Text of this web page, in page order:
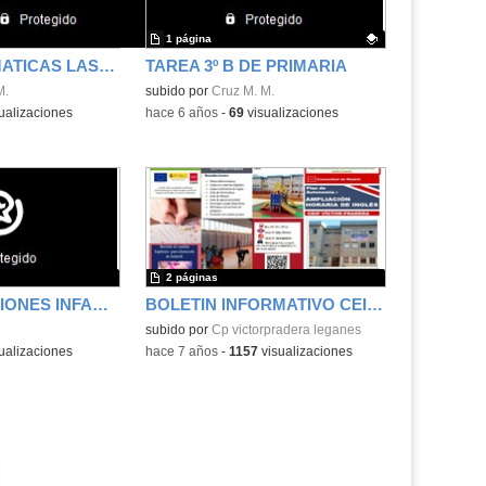
TEMA 8 MATEMATICAS LAS HORAS 3ºB TAREA 3º B DE PRIMARIA
Contenido educativo.
subido por Cruz M. M.
1 página
-hace 6 años- 69visualizaciones
RECOMENDACIONES INFANTIL 5 AÑOS BOLETIN INFORMATIVO CEIP VÍCTOR PRADERA
subido por Cp victorpradera leganes
2 páginas
-hace 7 años- 1157visualizaciones